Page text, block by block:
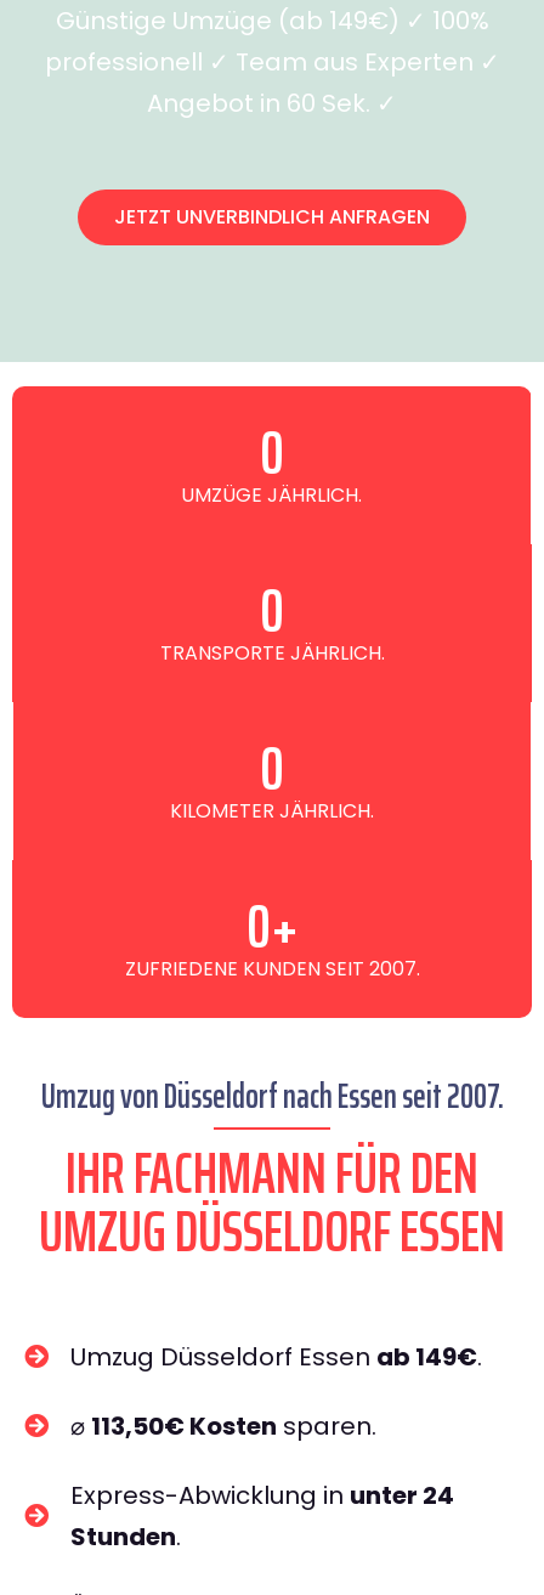
Günstige Umzüge (ab 149€) ✓ 100%
professionell ✓ Team aus Experten ✓
Angebot in 60 Sek. ✓
JETZT UNVERBINDLICH ANFRAGEN
UMZÜGE JÄHRLICH.
0
TRANSPORTE JÄHRLICH.
0
KILOMETER JÄHRLICH.
0
ZUFRIEDENE KUNDEN SEIT 2007.
0+
Umzug von Düsseldorf nach Essen seit 2007.
IHR FACHMANN FÜR DEN
UMZUG DÜSSELDORF ESSEN
Umzug Düsseldorf Essen ab 149€.
⌀ 113,50€ Kosten sparen.
Express-Abwicklung in unter 24
Stunden.